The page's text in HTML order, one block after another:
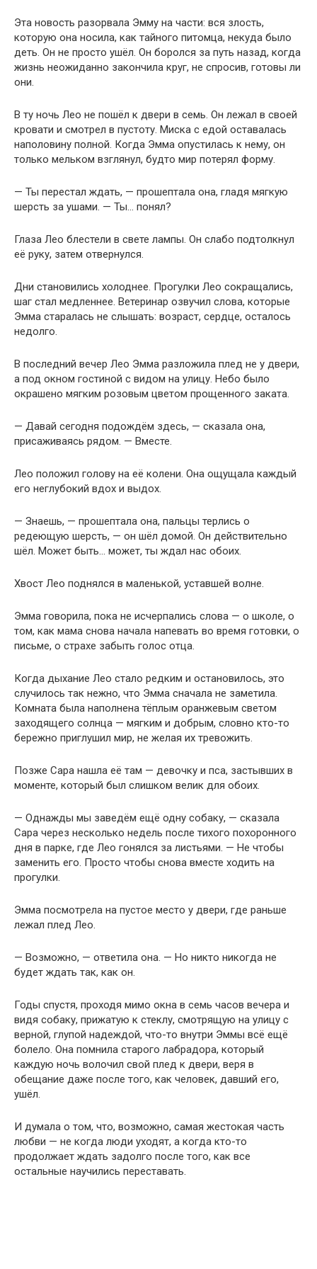
Эта новость разорвала Эмму на части: вся злость,
которую она носила, как тайного питомца, некуда было
деть. Он не просто ушёл. Он боролся за путь назад, когда
жизнь неожиданно закончила круг, не спросив, готовы ли
они.
В ту ночь Лео не пошёл к двери в семь. Он лежал в своей
кровати и смотрел в пустоту. Миска с едой оставалась
наполовину полной. Когда Эмма опустилась к нему, он
только мельком взглянул, будто мир потерял форму.
— Ты перестал ждать, — прошептала она, гладя мягкую
шерсть за ушами. — Ты… понял?
Глаза Лео блестели в свете лампы. Он слабо подтолкнул
её руку, затем отвернулся.
Дни становились холоднее. Прогулки Лео сокращались,
шаг стал медленнее. Ветеринар озвучил слова, которые
Эмма старалась не слышать: возраст, сердце, осталось
недолго.
В последний вечер Лео Эмма разложила плед не у двери,
а под окном гостиной с видом на улицу. Небо было
окрашено мягким розовым цветом прощенного заката.
— Давай сегодня подождём здесь, — сказала она,
присаживаясь рядом. — Вместе.
Лео положил голову на её колени. Она ощущала каждый
его неглубокий вдох и выдох.
— Знаешь, — прошептала она, пальцы терлись о
редеющую шерсть, — он шёл домой. Он действительно
шёл. Может быть… может, ты ждал нас обоих.
Хвост Лео поднялся в маленькой, уставшей волне.
Эмма говорила, пока не исчерпались слова — о школе, о
том, как мама снова начала напевать во время готовки, о
письме, о страхе забыть голос отца.
Когда дыхание Лео стало редким и остановилось, это
случилось так нежно, что Эмма сначала не заметила.
Комната была наполнена тёплым оранжевым светом
заходящего солнца — мягким и добрым, словно кто-то
бережно приглушил мир, не желая их тревожить.
Позже Сара нашла её там — девочку и пса, застывших в
моменте, который был слишком велик для обоих.
— Однажды мы заведём ещё одну собаку, — сказала
Сара через несколько недель после тихого похоронного
дня в парке, где Лео гонялся за листьями. — Не чтобы
заменить его. Просто чтобы снова вместе ходить на
прогулки.
Эмма посмотрела на пустое место у двери, где раньше
лежал плед Лео.
— Возможно, — ответила она. — Но никто никогда не
будет ждать так, как он.
Годы спустя, проходя мимо окна в семь часов вечера и
видя собаку, прижатую к стеклу, смотрящую на улицу с
верной, глупой надеждой, что-то внутри Эммы всё ещё
болело. Она помнила старого лабрадора, который
каждую ночь волочил свой плед к двери, веря в
обещание даже после того, как человек, давший его,
ушёл.
И думала о том, что, возможно, самая жестокая часть
любви — не когда люди уходят, а когда кто-то
продолжает ждать задолго после того, как все
остальные научились переставать.